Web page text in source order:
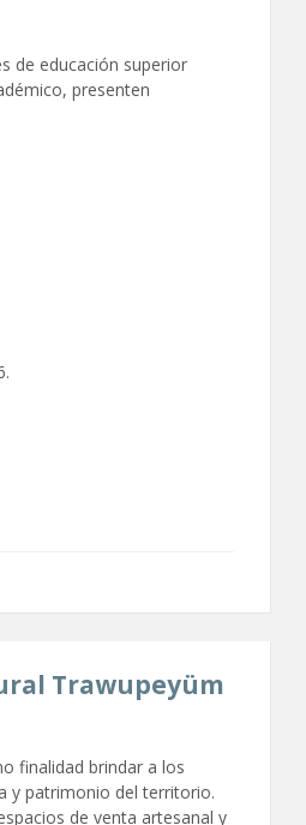
de educación superior
presenten
Trawupeyüm
finalidad brindar a los
y patrimonio del territorio.
de venta artesanal y